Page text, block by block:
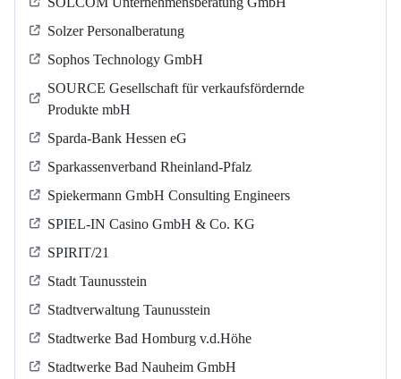
Solzer Personalberatung
Sophos Technology GmbH
SOURCE Gesellschaft für verkaufsfördernde
Produkte mbH
Sparda-Bank Hessen eG
Sparkassenverband Rheinland-Pfalz
Spiekermann GmbH Consulting Engineers
SPIEL-IN Casino GmbH & Co. KG
SPIRIT/21
Stadt Taunusstein
Stadtverwaltung Taunusstein
Stadtwerke Bad Homburg v.d.Höhe
Stadtwerke Bad Nauheim GmbH